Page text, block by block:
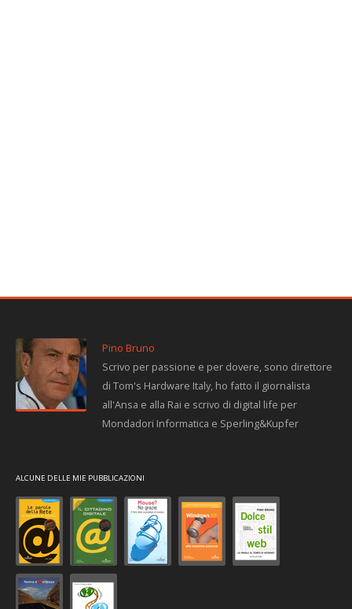
Pino Bruno
Scrivo per passione e per dovere, sono direttore
di Tom's Hardware Italy, ho fatto il giornalista
all'Ansa e alla Rai e scrivo di digital life per
Mondadori Informatica e Sperling&Kupfer
ALCUNE DELLE MIE PUBBLICAZIONI